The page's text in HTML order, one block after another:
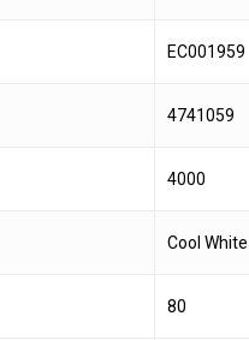
EC001959
4741059
4000
Cool White
80